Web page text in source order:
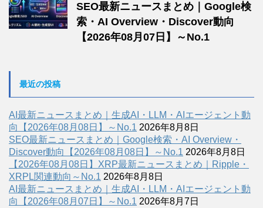
SEO最新ニュースまとめ｜Google検
索・AI Overview・Discover動向
【2026年08月07日】～No.1
最近の投稿
AI最新ニュースまとめ｜生成AI・LLM・AIエージェント動
向【2026年08月08日】～No.1 2026年8月8日
SEO最新ニュースまとめ｜Google検索・AI Overview・
Discover動向【2026年08月08日】～No.1 2026年8月8日
【2026年08月08日】XRP最新ニュースまとめ｜Ripple・
XRPL関連動向～No.1 2026年8月8日
AI最新ニュースまとめ｜生成AI・LLM・AIエージェント動
向【2026年08月07日】～No.1 2026年8月7日